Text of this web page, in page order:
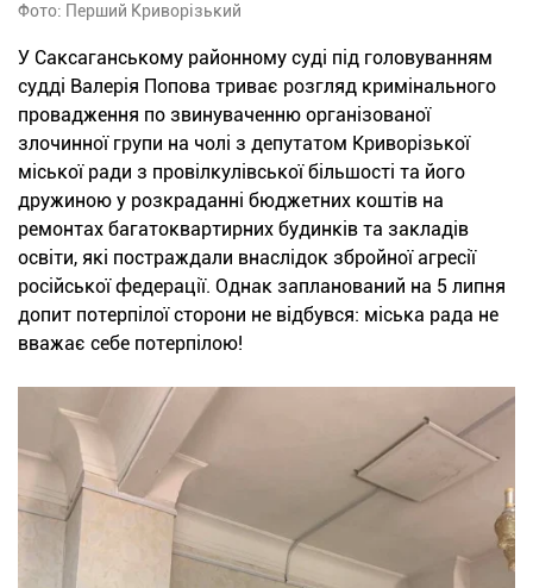
Фото: Перший Криворізький
У Саксаганському районному суді під головуванням
судді Валерія Попова триває розгляд кримінального
провадження по звинуваченню організованої
злочинної групи на чолі з депутатом Криворізької
міської ради з провілкулівської більшості та його
дружиною у розкраданні бюджетних коштів на
ремонтах багатоквартирних будинків та закладів
освіти, які постраждали внаслідок збройної агресії
російської федерації. Однак запланований на 5 липня
допит потерпілої сторони не відбувся: міська рада не
вважає себе потерпілою!